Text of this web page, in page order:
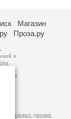
Магазин
Проза.ру
в
за
данных